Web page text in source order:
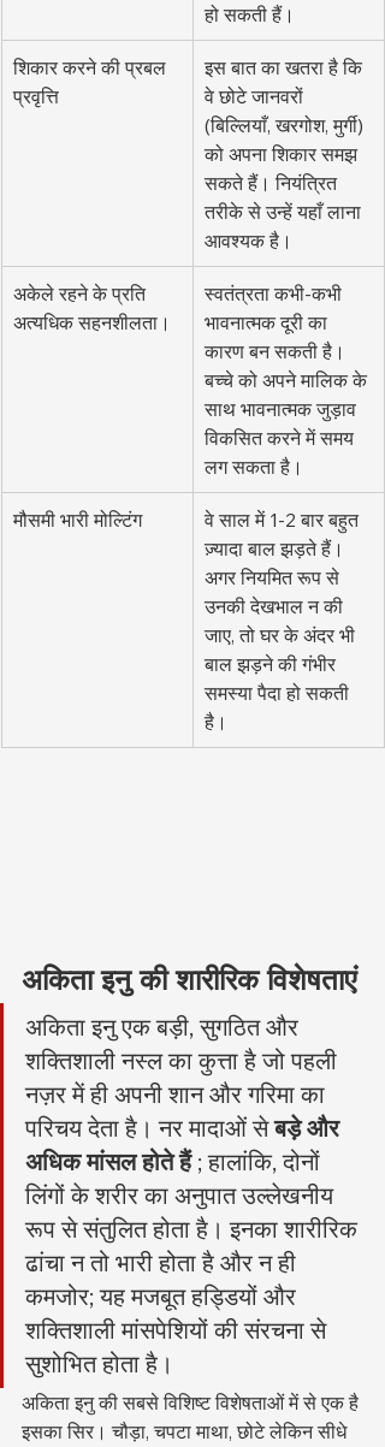
हो सकती हैं।
शिकार करने की प्रबल
प्रवृत्ति
इस बात का खतरा है कि
वे छोटे जानवरों
(बिल्लियाँ, खरगोश, मुर्गी)
को अपना शिकार समझ
सकते हैं। नियंत्रित
तरीके से उन्हें यहाँ लाना
आवश्यक है।
अकेले रहने के प्रति
अत्यधिक सहनशीलता।
स्वतंत्रता कभी-कभी
भावनात्मक दूरी का
कारण बन सकती है।
बच्चे को अपने मालिक के
साथ भावनात्मक जुड़ाव
विकसित करने में समय
लग सकता है।
मौसमी भारी मोल्टिंग
वे साल में 1-2 बार बहुत
ज़्यादा बाल झड़ते हैं।
अगर नियमित रूप से
उनकी देखभाल न की
जाए, तो घर के अंदर भी
बाल झड़ने की गंभीर
समस्या पैदा हो सकती
है।
अकिता इनु की शारीरिक विशेषताएं
अकिता इनु एक बड़ी, सुगठित और
शक्तिशाली नस्ल का कुत्ता है जो पहली
नज़र में ही अपनी शान और गरिमा का
परिचय देता है। नर मादाओं से बड़े और
अधिक मांसल होते हैं ; हालांकि, दोनों
लिंगों के शरीर का अनुपात उल्लेखनीय
रूप से संतुलित होता है। इनका शारीरिक
ढांचा न तो भारी होता है और न ही
कमजोर; यह मजबूत हड्डियों और
शक्तिशाली मांसपेशियों की संरचना से
सुशोभित होता है।
अकिता इनु की सबसे विशिष्ट विशेषताओं में से एक है
इसका सिर। चौड़ा, चपटा माथा, छोटे लेकिन सीधे